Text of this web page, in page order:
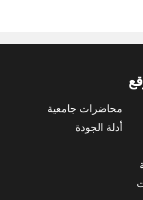
محاضرات جامعية
أدلة الجودة